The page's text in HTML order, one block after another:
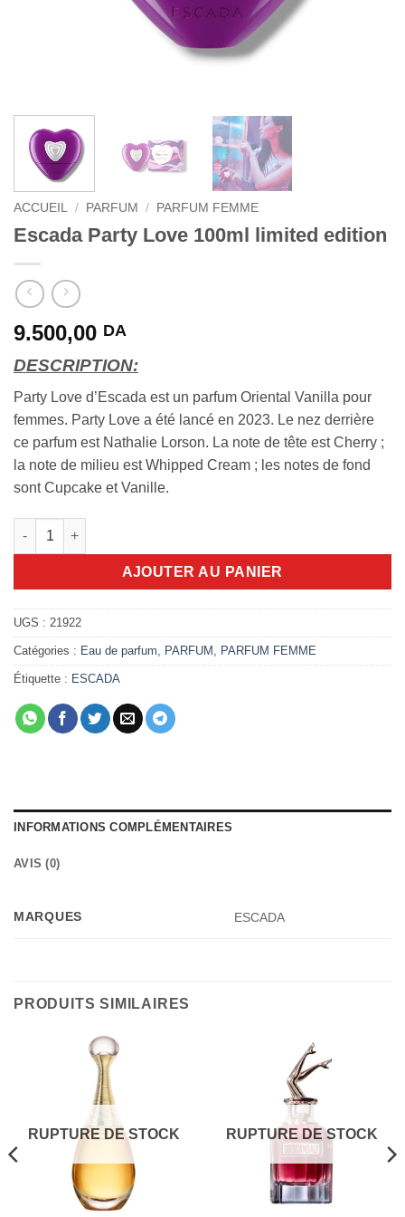
ACCUEIL / PARFUM / PARFUM FEMME
Escada Party Love 100ml limited edition
9.500,00 DA
DESCRIPTION:
Party Love d’Escada est un parfum Oriental Vanilla pour
femmes. Party Love a été lancé en 2023. Le nez derrière
ce parfum est Nathalie Lorson. La note de tête est Cherry ;
la note de milieu est Whipped Cream ; les notes de fond
sont Cupcake et Vanille.
quantité de Escada Party Love 100ml limited edition
AJOUTER AU PANIER
UGS : 21922
Catégories : Eau de parfum PARFUM PARFUM FEMME
Étiquette : ESCADA
INFORMATIONS COMPLÉMENTAIRES
AVIS (0)
MARQUES ESCADA
PRODUITS SIMILAIRES
RUPTURE DE STOCK RUPTURE DE STOCK